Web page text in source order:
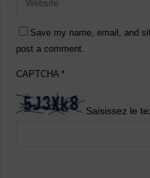
Save my name, email, and
post a comment.
CAPTCHA*
Saisissez le